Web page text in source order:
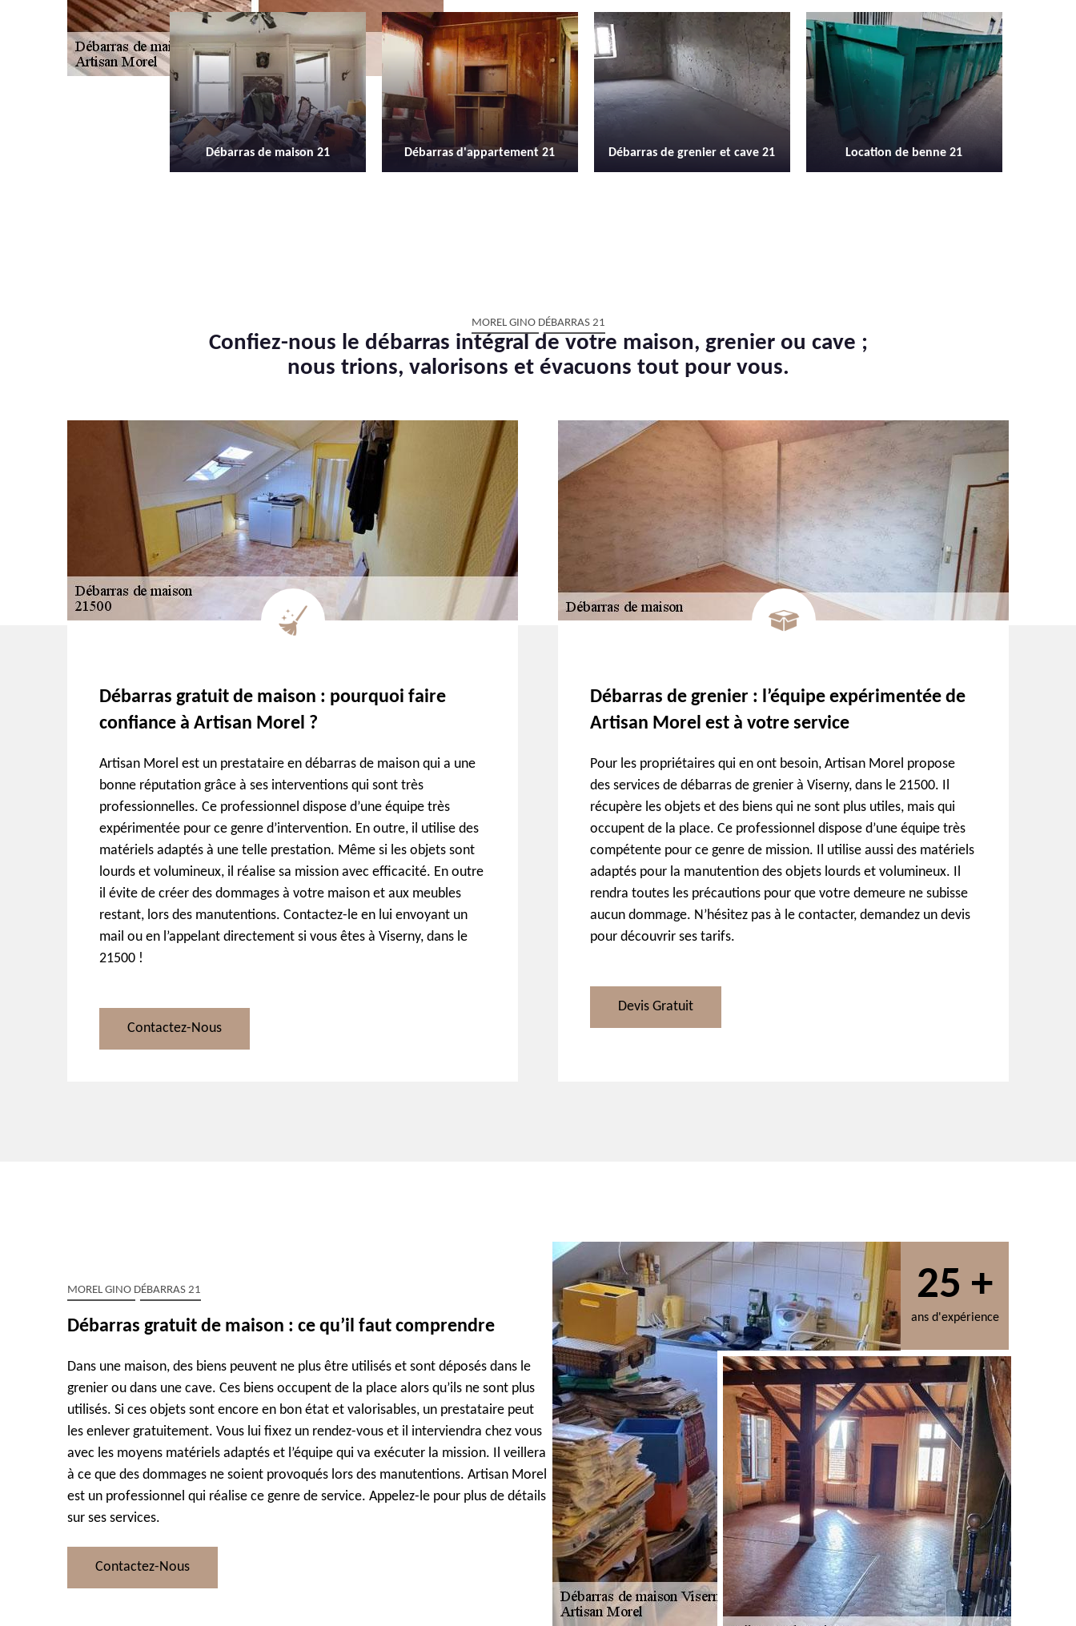
Débarras d'appartement 21 Débarras de grenier et cave 21 Location de benne 21
Vidage et débarras entreprise et
locaux industriel 21
MOREL GINO DÉBARRAS 21
Confiez-nous le débarras intégral de votre maison, grenier ou cave ;
nous trions, valorisons et évacuons tout pour vous.
Débarras gratuit de maison : pourquoi faire
confiance à Artisan Morel ?
Artisan Morel est un prestataire en débarras de maison qui a une
bonne réputation grâce à ses interventions qui sont très
professionnelles. Ce professionnel dispose d’une équipe très
expérimentée pour ce genre d’intervention. En outre, il utilise des
matériels adaptés à une telle prestation. Même si les objets sont
lourds et volumineux, il réalise sa mission avec efficacité. En outre
il évite de créer des dommages à votre maison et aux meubles
restant, lors des manutentions. Contactez-le en lui envoyant un
mail ou en l’appelant directement si vous êtes à Viserny, dans le
21500 !
Contactez-Nous
Débarras de grenier : l’équipe expérimentée de
Artisan Morel est à votre service
Pour les propriétaires qui en ont besoin, Artisan Morel propose
des services de débarras de grenier à Viserny, dans le 21500. Il
récupère les objets et des biens qui ne sont plus utiles, mais qui
occupent de la place. Ce professionnel dispose d’une équipe très
compétente pour ce genre de mission. Il utilise aussi des matériels
adaptés pour la manutention des objets lourds et volumineux. Il
rendra toutes les précautions pour que votre demeure ne subisse
aucun dommage. N’hésitez pas à le contacter, demandez un devis
pour découvrir ses tarifs.
Devis Gratuit
MOREL GINO DÉBARRAS 21
Débarras gratuit de maison : ce qu’il faut comprendre
Dans une maison, des biens peuvent ne plus être utilisés et sont déposés dans le
grenier ou dans une cave. Ces biens occupent de la place alors qu’ils ne sont plus
utilisés. Si ces objets sont encore en bon état et valorisables, un prestataire peut
les enlever gratuitement. Vous lui fixez un rendez-vous et il interviendra chez vous
avec les moyens matériels adaptés et l’équipe qui va exécuter la mission. Il veillera
à ce que des dommages ne soient provoqués lors des manutentions. Artisan Morel
est un professionnel qui réalise ce genre de service. Appelez-le pour plus de détails
sur ses services.
Contactez-Nous
25 +
ans d'expérience